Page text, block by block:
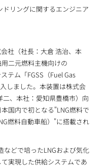
リングに関するエンジニア
社（社長：大倉 浩治、本
二元燃料主機向けの
テム「FGSS（Fuel Gas
しました。本装置は株式会
、本社：愛知県豊橋市）向
国内で初となる"LNG燃料で
燃料自動車船）"に搭載され
などで培ったLNGおよび気化
実現した供給システムであ